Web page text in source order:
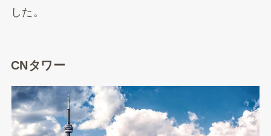
した。
CNタワー